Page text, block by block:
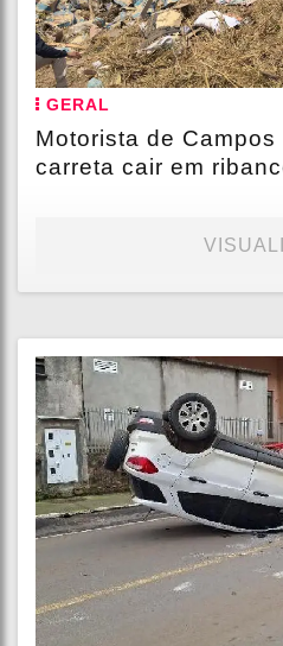
GERAL
Motorista de
carreta cair em